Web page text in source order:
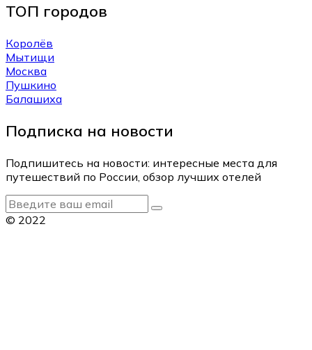
ТОП городов
Королёв
Мытищи
Москва
Пушкино
Балашиха
Подписка на новости
Подпишитесь на новости: интересные места для
путешествий по России, обзор лучших отелей
© 2022